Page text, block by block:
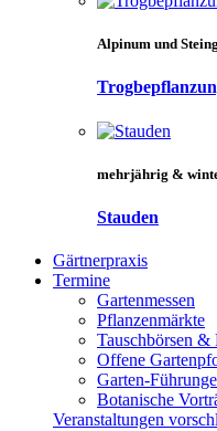
Alpinum und
mehrjährig &
Stauden
Gärtnerpraxis
Termine
Gartenmessen
Pflanzenmärkte
Tauschbörsen &
Offene
Garten-
Botanische
Veranstaltungen